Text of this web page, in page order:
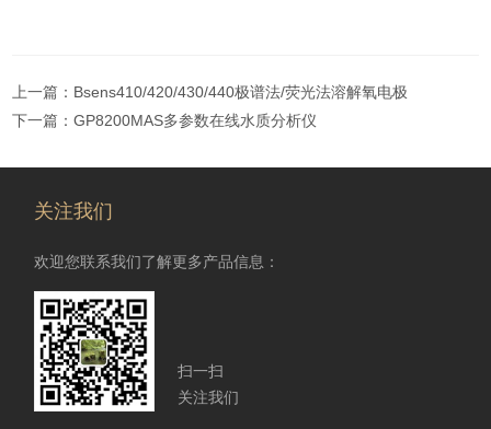
上一篇： Bsens410/420/430/440极谱法/荧光法溶解氧电极
下一篇：GP8200MAS多参数在线水质分析仪
关注我们
欢迎您联系我们了解更多产品信息：
扫一扫
关注我们